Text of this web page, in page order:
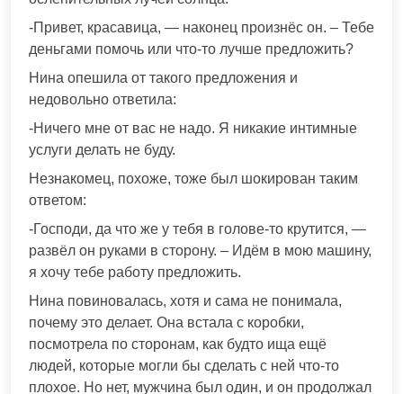
-Привет, красавица, — наконец произнёс он. – Тебе
деньгами помочь или что-то лучше предложить?
Нина опешила от такого предложения и
недовольно ответила:
-Ничего мне от вас не надо. Я никакие интимные
услуги делать не буду.
Незнакомец, похоже, тоже был шокирован таким
ответом:
-Господи, да что же у тебя в голове-то крутится, —
развёл он руками в сторону. – Идём в мою машину,
я хочу тебе работу предложить.
Нина повиновалась, хотя и сама не понимала,
почему это делает. Она встала с коробки,
посмотрела по сторонам, как будто ища ещё
людей, которые могли бы сделать с ней что-то
плохое. Но нет, мужчина был один, и он продолжал